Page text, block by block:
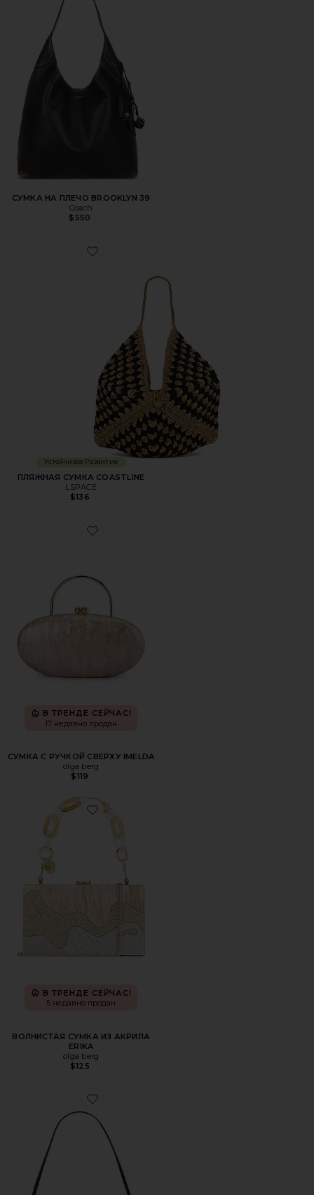
СУМКА НА ПЛЕЧО BROOKLYN 39
Coach
$550
Favorite ПЛЯЖНАЯ СУМКА COASTLINE
Устойчивое Развитие
ПЛЯЖНАЯ СУМКА COASTLINE
LSPACE
$136
Favorite СУМКА С РУЧКОЙ СВЕРХУ IMELDA
В ТРЕНДЕ СЕЙЧАС!
17 недавно продан
СУМКА С РУЧКОЙ СВЕРХУ IMELDA
olga berg
$119
Favorite ВОЛНИСТАЯ СУМКА ИЗ АКРИЛА ERIKA
В ТРЕНДЕ СЕЙЧАС!
5 недавно продан
ВОЛНИСТАЯ СУМКА ИЗ АКРИЛА
ERIKA
olga berg
$125
Favorite СУМКА НА ПЛЕЧО GAIA